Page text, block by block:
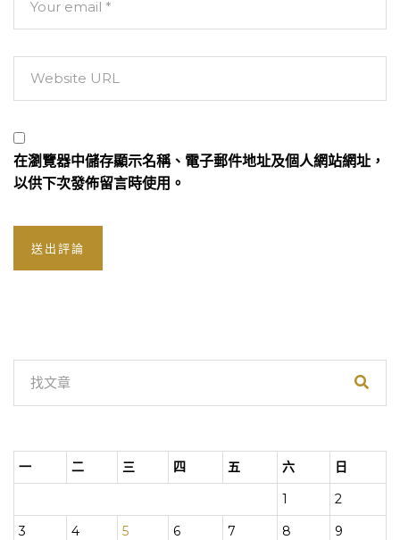
在瀏覽器中儲存顯示名稱、電子郵件地址及個人網站網址，
以供下次發佈留言時使用。
一 二 三 四 五 六
日
1
2
3
4 5 6 7 8
9